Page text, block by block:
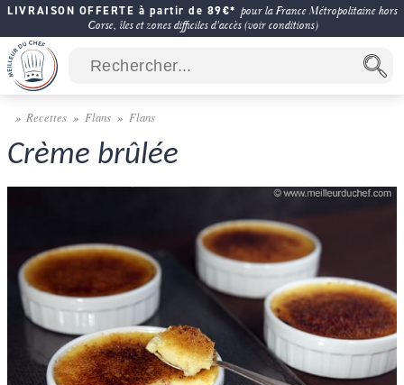
LIVRAISON OFFERTE à partir de 89€* pour la France Métropolitaine hors
Corse, îles et zones difficiles d'accès (voir conditions)
Recettes Flans Flans
Crème brûlée